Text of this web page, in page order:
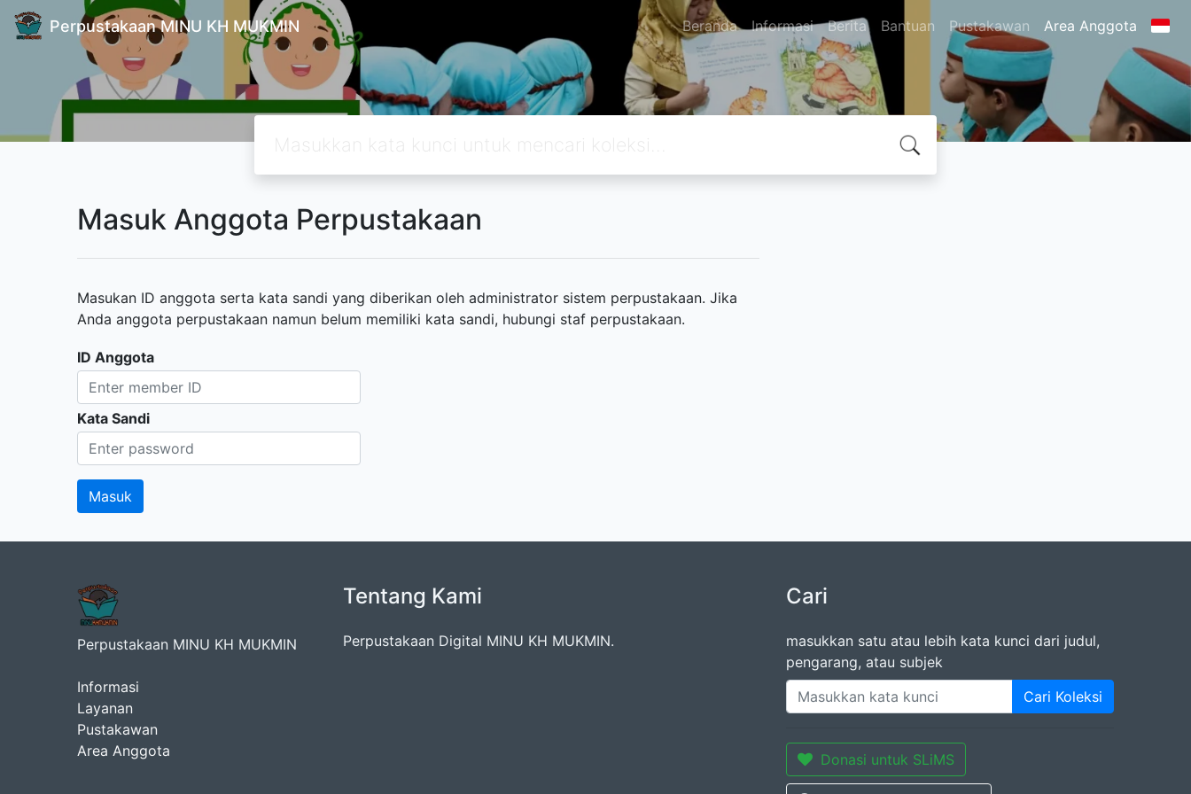
Perpustakaan MINU KH MUKMIN Beranda Informasi Berita Bantuan Pustakawan Area Anggota
Masuk Anggota Perpustakaan
Masukan ID anggota serta kata sandi yang diberikan oleh administrator sistem perpustakaan. Jika
Anda anggota perpustakaan namun belum memiliki kata sandi, hubungi staf perpustakaan.
ID Anggota
Kata Sandi
Perpustakaan MINU KH MUKMIN
Informasi
Layanan
Pustakawan
Area Anggota
Tentang Kami
Perpustakaan Digital MINU KH MUKMIN.
Cari
masukkan satu atau lebih kata kunci dari judul,
pengarang, atau subjek
Cari Koleksi
Donasi untuk SLiMS